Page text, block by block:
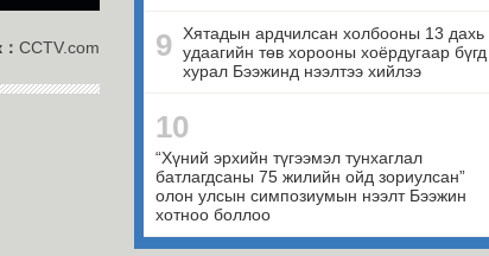
CCTV.com 9 Хятадын ардчилсан холбооны 13 дахь
удаагийн төв хорооны хоёрдугаар бүгд
хурал Бээжинд нээлтээ хийлээ
10
“Хүний эрхийн түгээмэл тунхаглал
батлагдсаны 75 жилийн ойд зориулсан”
олон улсын симпозиумын нээлт Бээжин
хотноо боллоо